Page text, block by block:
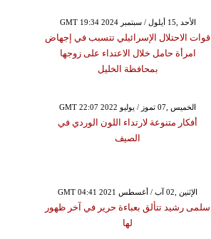
GMT 19:34 2024 الأحد ,15 أيلول / سبتمبر
قوات الاحتلال الإسرائيلي تتسبب في إجهاض
امرأة حامل خلال الاعتداء على زوجها
بمحافظة الخليل
GMT 22:07 2022 الخميس ,07 تموز / يوليو
أفكار متنوعة لارتداء اللون الوردي في
الصيف
GMT 04:41 2021 الإثنين ,02 آب / أغسطس
سلمى رشيد تتألق بعباءة حرير في آخر ظهور
لها